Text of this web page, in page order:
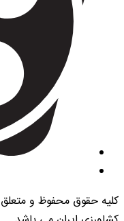
کلیه حقوق محفوظ و متعلق